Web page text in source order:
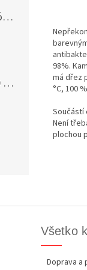
Nábytková knopka NOEMI chróm satén
Hettich 9195001 OrgaTray 440 701-800/441-520 mm antracit
98%.
má dřez
°C, 100
Součástí
Není
plochou
Všetko
Doprava a